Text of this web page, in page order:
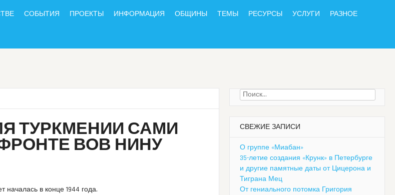
СОБЫТИЯ ПРОЕКТЫ ИНФОРМАЦИЯ ОБЩИНЫ ТЕМЫ РЕСУРСЫ УСЛУГИ РАЗНОЕ
ТУРКМЕНИИ САМИ
ВОВ НИНУ
началась в конце 1944 года.
Найти:
СВЕЖИЕ ЗАПИСИ
О группе «Миабан»
35-летие создания «Крунк» в Петербурге
и другие памятные даты от Цицерона и
Тиграна Мец
От гениального потомка Григория